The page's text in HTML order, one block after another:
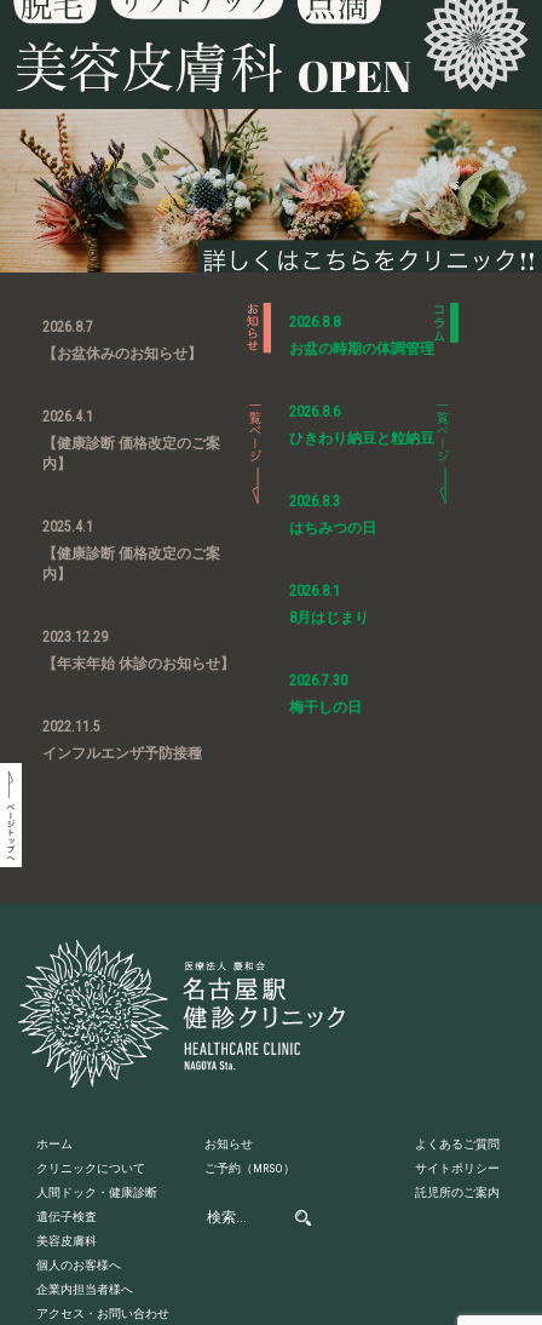
2026.8.7
【お盆休みのお知らせ】
2026.4.1
【健康診断 価格改定のご案
内】
2025.4.1
【健康診断 価格改定のご案
内】
2023.12.29
【年末年始 休診のお知らせ】
2022.11.5
インフルエンザ予防接種
2026.8.8
お盆の時期の体調管理
2026.8.6
ひきわり納豆と粒納豆
2026.8.3
はちみつの日
2026.8.1
8月はじまり
2026.7.30
梅干しの日
ホーム
クリニックについて
人間ドック・健康診断
遺伝子検査
美容皮膚科
個人のお客様へ
企業内担当者様へ
アクセス・お問い合わせ
お知らせ
ご予約 （MRSO）
よくあるご質問
サイトポリシー
託児所のご案内